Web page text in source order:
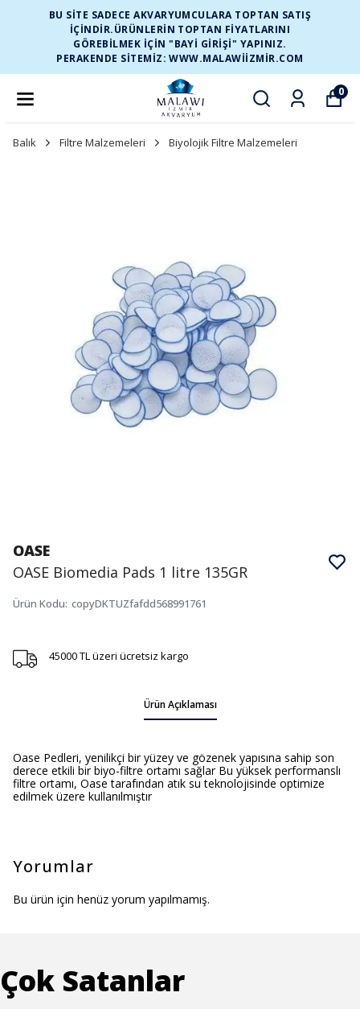
BU SİTE SADECE AKVARYUMCULARA TOPTAN SATIŞ
İÇİNDİR.ÜRÜNLERİN TOPTAN FİYATLARINI
GÖREBİLMEK İÇİN "BAYİ GİRİŞİ" YAPINIZ.
PERAKENDE SİTEMİZ: WWW.MALAWIIZMIR.COM
0
Balık Filtre Malzemeleri Biyolojik Filtre Malzemeleri
OASE
OASE Biomedia Pads 1 litre 135GR
Ürün Kodu: copyDKTUZfafdd568991761
45000 TL üzeri ücretsiz kargo
Ürün Açıklaması
Oase Pedleri, yenilikçi bir yüzey ve gözenek yapısına sahip son
derece etkili bir biyo-filtre ortamı sağlar Bu yüksek performanslı
filtre ortamı, Oase tarafından atık su teknolojisinde optimize
edilmek üzere kullanılmıştır
Yorumlar
Bu ürün için henüz yorum yapılmamış.
Çok Satanlar